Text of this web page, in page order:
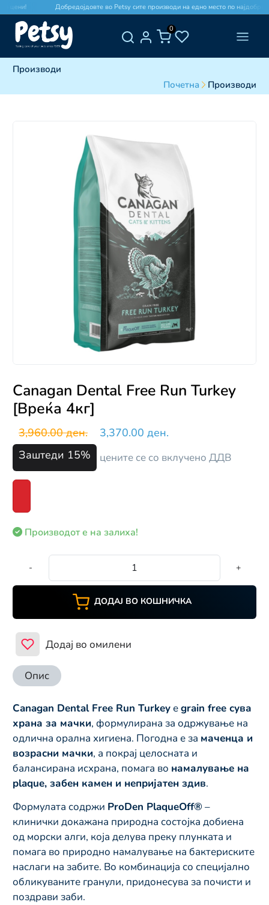
цени! Добредојдовте во Petsy сите производи на едно место по најдобри
0
Производи
Почетна
Производи
Canagan Dental Free Run Turkey
[Вреќа 4кг]
3,960.00 ден.
3,370.00 ден.
Заштеди 15%
цените се со вклучено ДДВ
Производот е на залиха!
- +
ДОДАЈ ВО КОШНИЧКА
Додај во омилени
Опис
Canagan Dental Free Run Turkeyеgrain free сува
храна за мачки, формулирана за одржување на
одлична орална хигиена. Погодна е за маченца и
возрасни мачки, а покрај целосната и
балансирана исхрана, помага во намалување на
plaque, забен камен и непријатен здив.
Формулата содржи ProDen PlaqueOff® –
клинички докажана природна состојка добиена
од морски алги, која делува преку плунката и
помага во природно намалување на бактериските
наслаги на забите. Во комбинација со специјално
обликуваните гранули, придонесува за почисти и
поздрави заби.